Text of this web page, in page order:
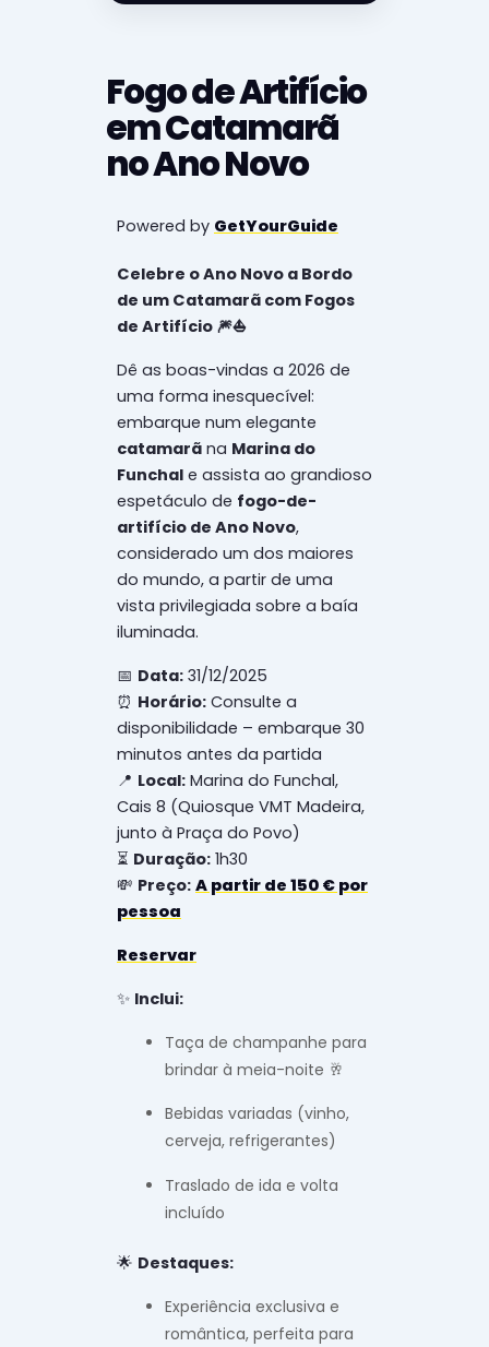
Fogo de Artifício
em Catamarã
no Ano Novo
Powered by GetYourGuide
Celebre o Ano Novo a Bordo
de um Catamarã com Fogos
de Artifício 🎆⛵
Dê as boas-vindas a 2026 de
uma forma inesquecível:
embarque num elegante
catamarã na Marina do
Funchal e assista ao grandioso
espetáculo de fogo-de-
artifício de Ano Novo,
considerado um dos maiores
do mundo, a partir de uma
vista privilegiada sobre a baía
iluminada.
📅 Data: 31/12/2025
⏰ Horário: Consulte a
disponibilidade – embarque 30
minutos antes da partida
📍 Local: Marina do Funchal,
Cais 8 (Quiosque VMT Madeira,
junto à Praça do Povo)
⏳ Duração: 1h30
💸 Preço: A partir de 150 € por
pessoa
Reservar
✨ Inclui:
Taça de champanhe para
brindar à meia-noite 🥂
Bebidas variadas (vinho,
cerveja, refrigerantes)
Traslado de ida e volta
incluído
🌟 Destaques:
Experiência exclusiva e
romântica, perfeita para